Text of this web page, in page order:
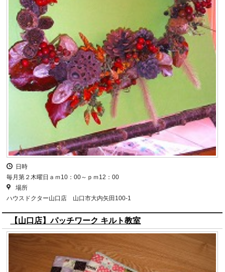
日時
毎月第２木曜日ａｍ10：00～ｐｍ12：00
場所
ハウスドクター山口店 山口市大内矢田100-1
【山口店】パッチワーク キルト教室